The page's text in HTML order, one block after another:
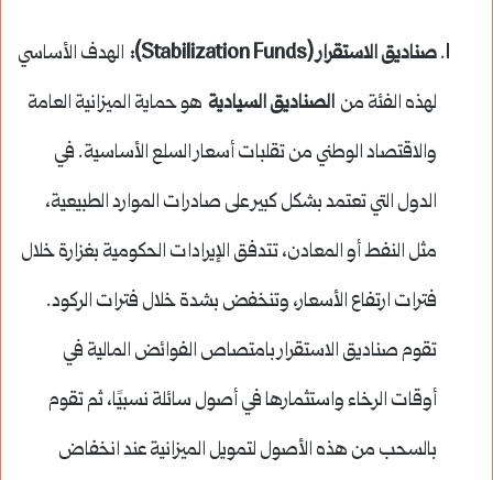
صناديق الاستقرار (Stabilization Funds):
الهدف الأساسي
لهذه الفئة من الصناديق السيادية هو حماية الميزانية العامة
والاقتصاد الوطني من تقلبات أسعار السلع الأساسية. في
الدول التي تعتمد بشكل كبير على صادرات الموارد الطبيعية،
مثل النفط أو المعادن، تتدفق الإيرادات الحكومية بغزارة خلال
فترات ارتفاع الأسعار، وتنخفض بشدة خلال فترات الركود.
تقوم صناديق الاستقرار بامتصاص الفوائض المالية في
أوقات الرخاء واستثمارها في أصول سائلة نسبيًا، ثم تقوم
بالسحب من هذه الأصول لتمويل الميزانية عند انخفاض